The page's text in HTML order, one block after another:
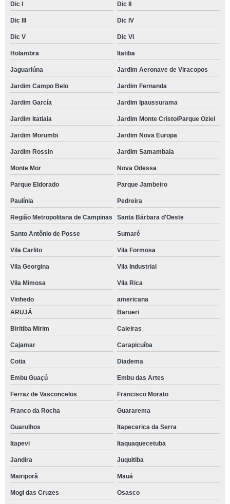
Dic I
Dic II
Dic III Dic IV
Dic V Dic VI
Holambra Itatiba
Jaguariúna Jardim Aeronave de Viracopos
Jardim Campo Belo Jardim Fernanda
Jardim García Jardim Ipaussurama
Jardim Itatiaia Jardim Monte Cristo/Parque Oziel
Jardim Morumbi Jardim Nova Europa
Jardim Rossin Jardim Samambaia
Monte Mor Nova Odessa
Parque Eldorado Parque Jambeiro
Paulínia Pedreira
Região Metropolitana de Campinas Santa Bárbara d'Oeste
Santo Antônio de Posse Sumaré
Vila Carlito Vila Formosa
Vila Georgina Vila Industrial
Vila Mimosa Vila Rica
Vinhedo
americana
ARUJÁ
Barueri
Biritiba Mirim Caieiras
Cajamar Carapicuíba
Cotia Diadema
Embu Guaçú Embu das Artes
Ferraz de Vasconcelos Francisco Morato
Franco da Rocha Guararema
Guarulhos Itapecerica da Serra
Itapevi Itaquaquecetuba
Jandira Juquitiba
Mairiporã Mauá
Mogi das Cruzes Osasco